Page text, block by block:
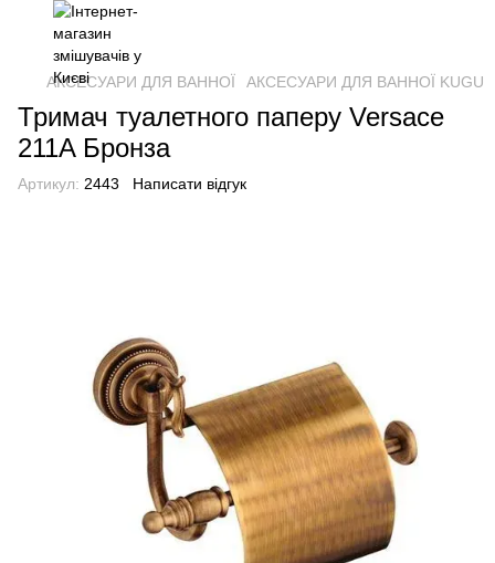
АКСЕСУАРИ ДЛЯ ВАННОЇ АКСЕСУАРИ ДЛЯ ВАННОЇ KUGU
Тримач туалетного паперу Versace
211A Бронза
Артикул: 2443 Написати відгук